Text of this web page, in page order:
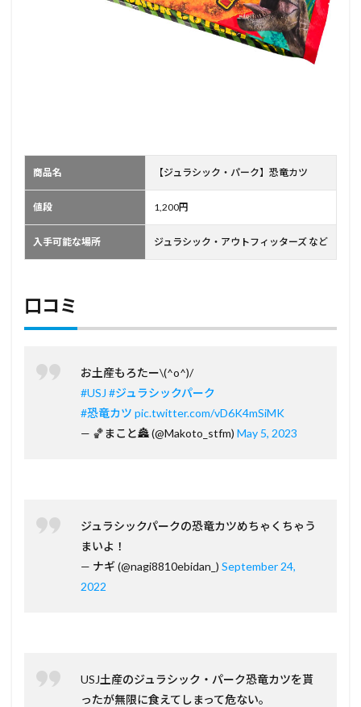
商品名 【ジュラシック・パーク】恐竜カツ
値段 1,200円
入手可能な場所 ジュラシック・アウトフィッターズ など
口コミ
お土産もろたー\(^o^)/
#USJ #ジュラシックパーク
#恐竜カツ pic.twitter.com/vD6K4mSiMK
— 🏀まこと🏯 (@Makoto_stfm) May 5, 2023
ジュラシックパークの恐竜カツめちゃくちゃう
まいよ！
— ナギ (@nagi8810ebidan_) September 24,
2022
USJ土産のジュラシック・パーク恐竜カツを貰
ったが無限に食えてしまって危ない。